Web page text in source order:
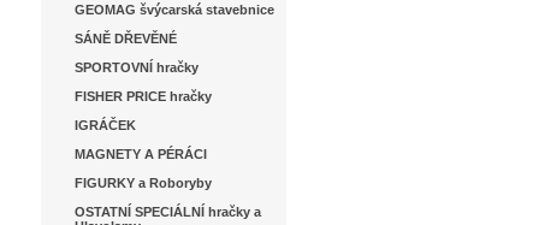
GEOMAG švýcarská stavebnice
SÁNĚ DŘEVĚNÉ
SPORTOVNÍ hračky
FISHER PRICE hračky
IGRÁČEK
MAGNETY A PÉRÁCI
FIGURKY a Roboryby
OSTATNÍ SPECIÁLNÍ hračky a